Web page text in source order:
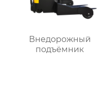
Внедорожный
подъёмник